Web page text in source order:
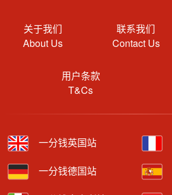
关于我们
About Us
联系我们
Contact Us
用户条款
T&Cs
一分钱英国站
一分钱德国站